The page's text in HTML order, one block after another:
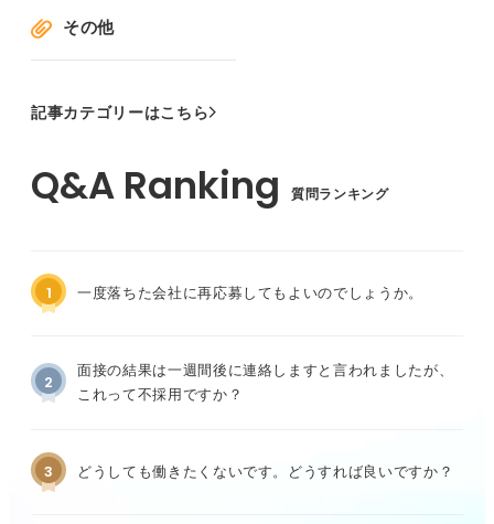
その他
記事カテゴリーはこちら
質問ランキング
1 一度落ちた会社に再応募してもよいのでしょうか。
2
面接の結果は一週間後に連絡しますと言われましたが、
これって不採用ですか？
3 どうしても働きたくないです。どうすれば良いですか？